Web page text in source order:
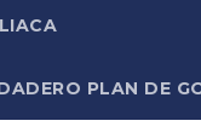
PLAN DE